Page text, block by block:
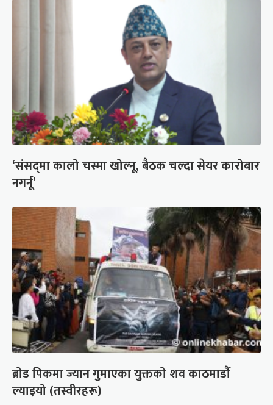
‘संसद्‍मा कालो चस्मा खोल्नू, बैठक चल्दा सेयर कारोबार
नगर्नू’
ब्रोड पिकमा ज्यान गुमाएका युक्तको शव काठमाडौं
ल्याइयो (तस्वीरहरू)